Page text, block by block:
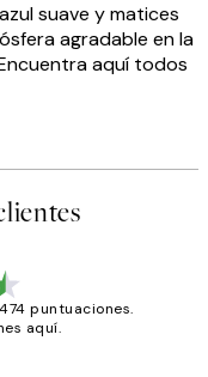
suave y matices
agradable en la
aquí todos
puntuaciones.
aquí.